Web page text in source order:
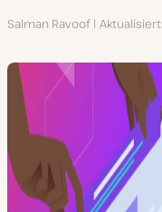
Autor
Salman Ravoof Aktualisiert